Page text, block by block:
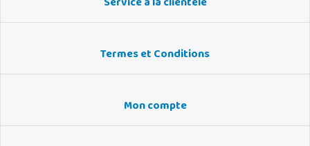
Termes et Conditions
Mon compte